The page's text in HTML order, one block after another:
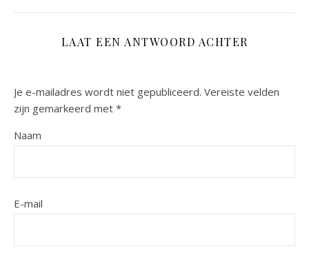
LAAT EEN ANTWOORD ACHTER
Je e-mailadres wordt niet gepubliceerd. Vereiste velden
zijn gemarkeerd met *
Naam
E-mail